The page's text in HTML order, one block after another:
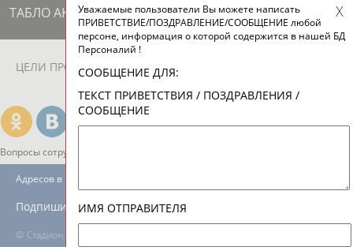
ТАБЛО АКТИВНОСТИ
ЦЕЛИ ПРОЕКТА КОНТАКТЫ
Вопросы сотрудничества и совместной деятельности
© Стадион, 1998-2026
Адресов в новостной рассылке: 996
Подпишись
Уважаемые пользователи Вы можете написать
ПРИВЕТСТВИЕ/ПОЗДРАВЛЕНИЕ/СООБЩЕНИЕ любой
персоне, информация о которой содержится в нашей БД
Персоналий !
СООБЩЕНИЕ ДЛЯ:
ТЕКСТ ПРИВЕТСТВИЯ / ПОЗДРАВЛЕНИЯ /
СООБЩЕНИЕ
ИМЯ ОТПРАВИТЕЛЯ